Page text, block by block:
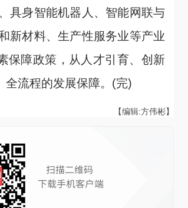
具身智能机器人、智能网联与
新材料、生产性服务业等产业
保障政策，从人才引育、创新
全流程的发展保障。(完)
【编辑:方伟彬】